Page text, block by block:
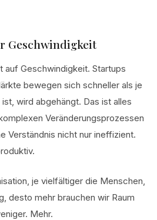
Geschwindigkeit
auf Geschwindigkeit. Startups
bewegen sich schneller als je
wird abgehängt. Das ist alles
Veränderungsprozessen
Verständnis nicht nur ineffizient.
je vielfältiger die Menschen,
desto mehr brauchen wir Raum
Mehr.